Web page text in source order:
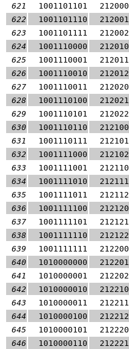
621
1001101101 212000
622
1001101110 212001
623
1001101111 212002
624
1001110000 212010
625
1001110001 212011
626
1001110010 212012
627
1001110011 212020
628
1001110100 212021
629
1001110101 212022
630
1001110110 212100
631
1001110111 212101
632
1001111000 212102
633
1001111001 212110
634
1001111010 212111
635
1001111011 212112
636
1001111100 212120
637
1001111101 212121
638
1001111110 212122
639
1001111111 212200
640
1010000000 212201
641
1010000001 212202
642
1010000010 212210
643
1010000011 212211
644
1010000100 212212
645
1010000101 212220
646
1010000110 212221